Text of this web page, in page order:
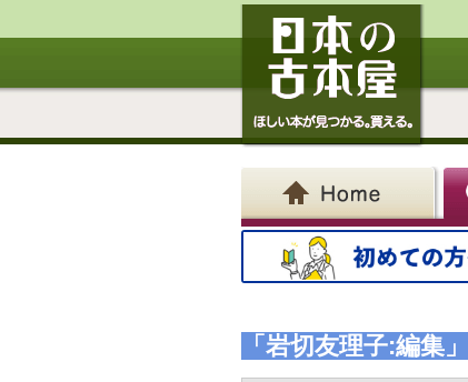
「岩切友理子:編集」